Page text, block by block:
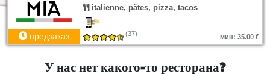
italienne, pâtes, pizza, tacos
предзаказ (37) мин: 35.00 €
У нас нет какого-то ресторана?